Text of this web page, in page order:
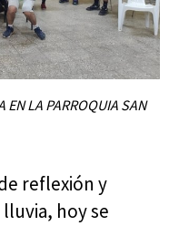
EN LA PARROQUIA SAN
reflexión y
hoy se